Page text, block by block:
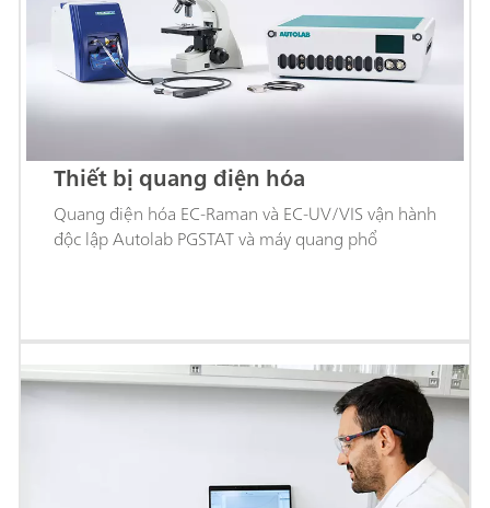
Thiết bị quang điện hóa
Quang điện hóa EC-Raman và EC-UV/VIS vận hành
độc lập Autolab PGSTAT và máy quang phổ